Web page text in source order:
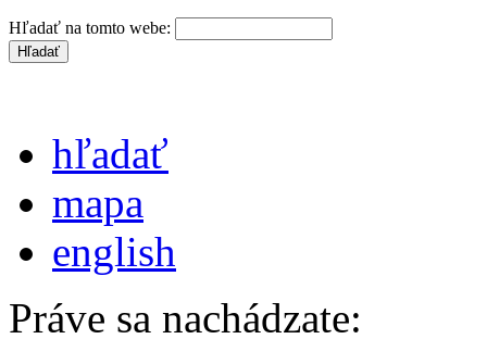
Hľadať na tomto webe:
hľadať
mapa
english
Práve sa nachádzate: